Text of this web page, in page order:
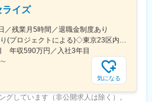
ライズ
／残業月5時間／退職金制度あり
◇転勤なし・リモートあり(プロジェクトによる)◇東京23区内を中心としたプロジェクト先▽勤務エリア・東京都内を中心とした一都三県・東京23区内のプロジェクトが中心・プロジェクトによりリモートワークあり・千葉、埼玉、神奈川にも案件あり。強制はなし。■東京本社／東京都千代田区神田小川町1-5-1 神田御幸ビル8F
年収590万円／入社3年目
〜
気になる
グしています（非公開求人は除く）。